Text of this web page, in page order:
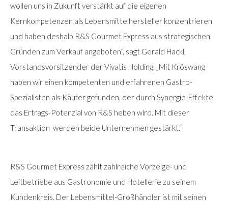
wollen uns in Zukunft verstärkt auf die eigenen
Kernkompetenzen als Lebensmittelhersteller konzentrieren
und haben deshalb R&S Gourmet Express aus strategischen
Gründen zum Verkauf angeboten“, sagt Gerald Hackl,
Vorstandsvorsitzender der Vivatis Holding. „Mit Kröswang
haben wir einen kompetenten und erfahrenen Gastro-
Spezialisten als Käufer gefunden, der durch Synergie-Effekte
das Ertrags-Potenzial von R&S heben wird. Mit dieser
Transaktion werden beide Unternehmen gestärkt.“
R&S Gourmet Express zählt zahlreiche Vorzeige- und
Leitbetriebe aus Gastronomie und Hotellerie zu seinem
Kundenkreis. Der Lebensmittel-Großhändler ist mit seinen